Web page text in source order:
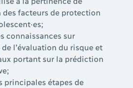
des facteurs de protection
connaissances sur
l’évaluation du risque et
portant sur la prédiction
principales étapes de